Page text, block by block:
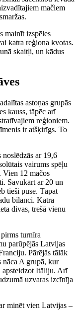
mačiem
mainīt izspēles
katra reģiona kvotas.
skaitļi, un kādus
astoņas grupās
kauss, tāpēc arī
reģioniem.
ir atšķirīgs. To
ar 19,6
vairums spēļu
Vien 12 mačos
Savukārt ar 20 un
tieši puse. Tāpat
bilanci. Katra
divas, trešā vienu
turnīra
parūpējās Latvijas
Pārējās tālāk
A grupā, kur
Itāliju. Arī
uzvaras izcīnīja
minēt vien Latvijas –